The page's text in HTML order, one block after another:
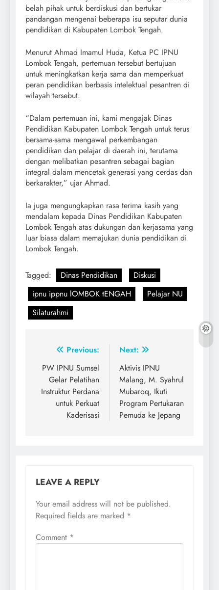
belah pihak untuk berdiskusi dan bertukar
pandangan mengenai beberapa isu seputar dunia
pendidikan di Kabupaten Lombok Tengah.
Menurut Ahmad Imamul Huda, Ketua PC IPNU
Lombok Tengah, pertemuan tersebut bertujuan
untuk meningkatkan kerja sama dan memperkuat
peran pendidikan berbasis intelektual pesantren di
wilayah tersebut.
“Dalam pertemuan ini, kami mengajak Dinas
Pendidikan Kabupaten Lombok Tengah untuk terus
bersama-sama mengawal perkembangan
pendidikan dan pelajar di daerah ini, terutama
dengan melibatkan pesantren sebagai bagian
integral dalam mencetak generasi yang cerdas dan
berkarakter,” ujar Ahmad.
Ia juga mengungkapkan rasa terima kasih yang
mendalam kepada Dinas Pendidikan Kabupaten
Lombok Tengah atas dukungan dan kerjasama yang
luar biasa dalam memajukan dunia pendidikan di
Lombok Tengah.
Tagged: Dinas Pendidikan
Diskusi
ipnu ippnu lOMBOK tENGAH
Pelajar NU
Silaturahmi
Post
navigation
Previous:
PW IPNU Sumsel
Gelar Pelatihan
Instruktur Perdana
untuk Perkuat
Kaderisasi
Next:
Aktivis IPNU
Malang, M. Syahrul
Mubaroq, Ikuti
Program Pertukaran
Pemuda ke Jepang
LEAVE A REPLY
Your email address will not be published.
Required fields are marked *
Comment *